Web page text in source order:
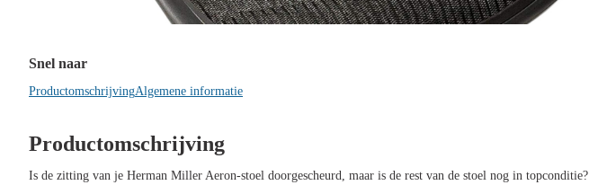
Snel naar
ProductomschrijvingAlgemene informatie
Productomschrijving
Is de zitting van je Herman Miller Aeron-stoel doorgescheurd, maar is de rest van de stoel nog in topconditie?